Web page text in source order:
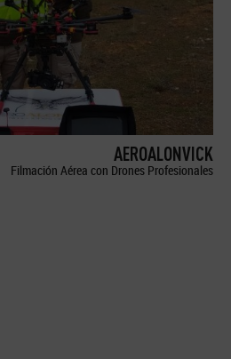
AEROALONVICK
Filmación Aérea con Drones Profesionales